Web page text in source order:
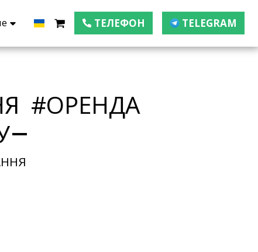
ТЕЛЕФОН TELEGRAM
#ОРЕНДА